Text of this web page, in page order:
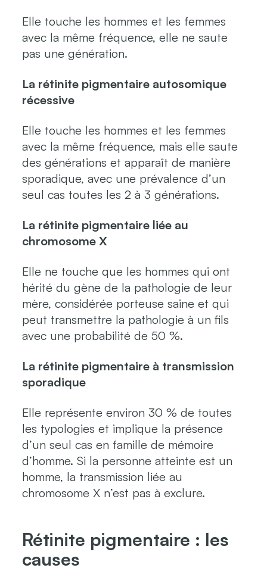
Elle touche les hommes et les femmes
avec la même fréquence, elle ne saute
pas une génération.
La rétinite pigmentaire autosomique
récessive
Elle touche les hommes et les femmes
avec la même fréquence, mais elle saute
des générations et apparaît de manière
sporadique, avec une prévalence d’un
seul cas toutes les 2 à 3 générations.
La rétinite pigmentaire liée au
chromosome X
Elle ne touche que les hommes qui ont
hérité du gène de la pathologie de leur
mère, considérée porteuse saine et qui
peut transmettre la pathologie à un fils
avec une probabilité de 50 %.
La rétinite pigmentaire à transmission
sporadique
Elle représente environ 30 % de toutes
les typologies et implique la présence
d’un seul cas en famille de mémoire
d’homme. Si la personne atteinte est un
homme, la transmission liée au
chromosome X n’est pas à exclure.
Rétinite pigmentaire : les
causes